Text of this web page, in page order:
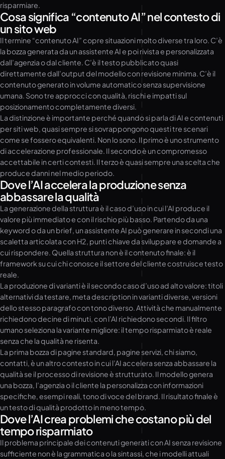
risparmiare.
Cosa significa “contenuto AI” nel contesto di
un sito web
Il termine “contenuto AI” copre situazioni molto diverse tra loro. C’è
la bozza generata da un assistente AI e poi rivista e personalizzata
dall’agenzia o dal cliente. C’è il testo pubblicato quasi
direttamente dall’output del modello con revisione minima. C’è il
contenuto generato in volume automatico senza supervisione
umana. Sono tre approcci con qualità, rischi e impatti sul
posizionamento completamente diversi.
La distinzione è importante perché quando si parla di AI e contenuti
per siti web, quasi sempre si sovrappongono questi tre scenari
come se fossero equivalenti. Non lo sono. Il primo è uno strumento
di accelerazione professionale. Il secondo è un compromesso
accettabile in certi contesti. Il terzo è quasi sempre una scelta che
produce danni nel medio periodo.
Dove l’AI accelera la produzione senza
abbassare la qualità
La generazione della struttura è il caso d’uso in cui l’AI produce il
valore più immediato e con il rischio più basso. Partendo da una
keyword o da un brief, un assistente AI può generare in secondi una
scaletta articolata con H2, punti chiave da sviluppare e domande a
cui rispondere. Quella struttura non è il contenuto finale: è il
framework su cui chi conosce il settore del cliente costruisce testo
reale.
La produzione di varianti è il secondo caso d’uso ad alto valore: titoli
alternativi da testare, meta description in varianti diverse, versioni
dello stesso paragrafo con tono diverso. Attività che manualmente
richiedono decine di minuti, con l’AI richiedono secondi. Il filtro
umano seleziona la variante migliore: il tempo risparmiato è reale
senza che la qualità ne risenta.
La prima bozza di pagine standard, pagine servizi, chi siamo,
contatti, è un altro contesto in cui l’AI accelera senza abbassare la
qualità se il processo di revisione è strutturato. Il modello genera
una bozza, l’agenzia o il cliente la personalizza con informazioni
specifiche, esempi reali, tono di voce del brand. Il risultato finale è
un testo di qualità prodotto in meno tempo.
Dove l’AI crea problemi che costano più del
tempo risparmiato
Il problema principale dei contenuti generati con AI senza revisione
sufficiente non è la grammatica o la sintassi, che i modelli attuali